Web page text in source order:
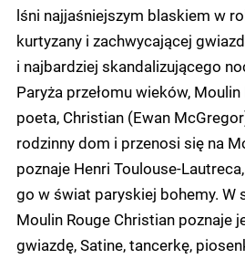
lśni najjaśniejszym blaskiem w
kurtyzany i zachwycającej
i najbardziej skandalizującego
Paryża przełomu wieków, Moulin
poeta, Christian (Ewan
rodzinny dom i przenosi się na
poznaje Henri Toulouse-
go w świat paryskiej bohemy. W
Moulin Rouge Christian poznaje
gwiazdę, Satine, tancerkę,